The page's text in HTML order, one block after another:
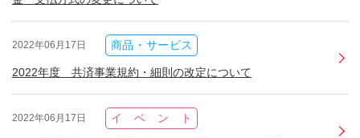
2022年06月17日 商品・サービス
2022年度 共済事業規約・細則の改定について
2022年06月17日 イベント